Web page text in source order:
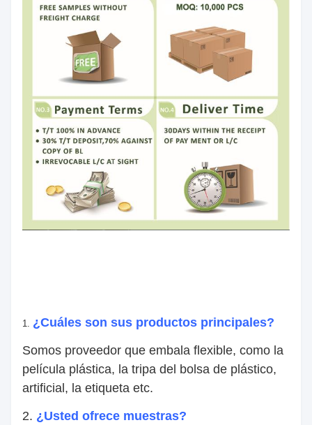
1. ¿Cuáles son sus productos principales?
Somos proveedor que embala flexible, como la
película plástica, la tripa del bolsa de plástico,
artificial, la etiqueta etc.
2. ¿Usted ofrece muestras?